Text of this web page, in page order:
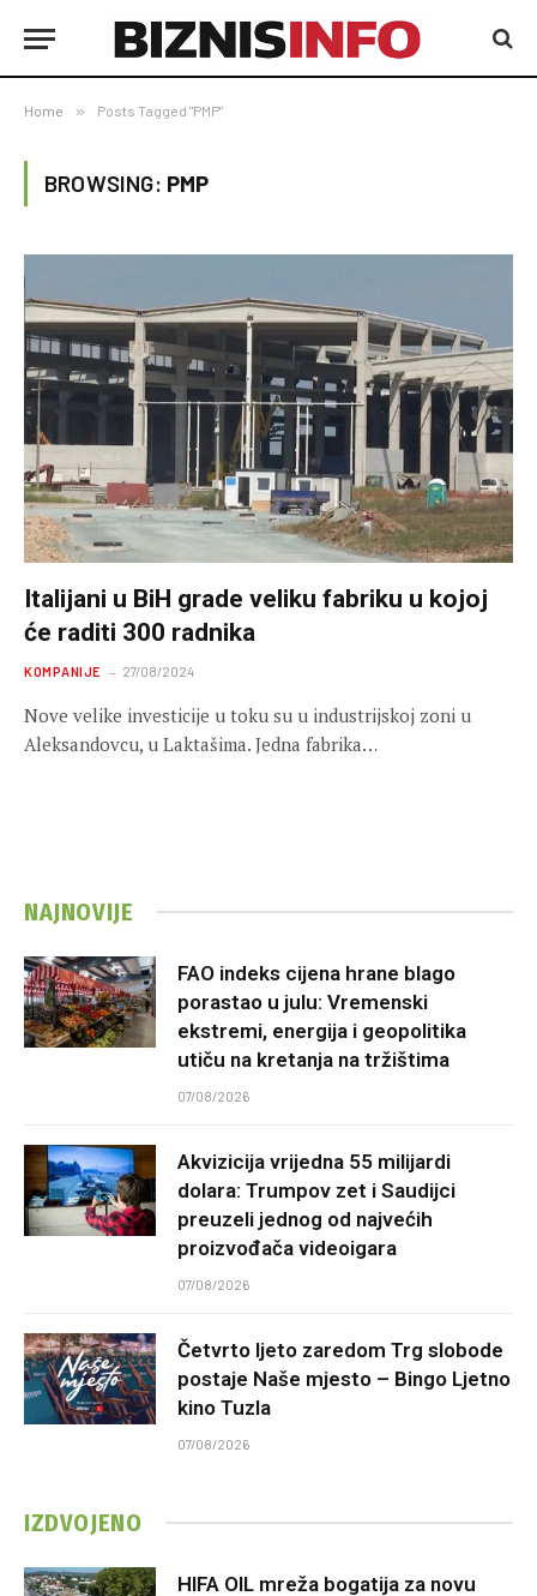
Home » Posts Tagged "PMP"
BROWSING: PMP
Italijani u BiH grade veliku fabriku u kojoj
će raditi 300 radnika
KOMPANIJE 27/08/2024
Nove velike investicije u toku su u industrijskoj zoni u
Aleksandovcu, u Laktašima. Јedna fabrika…
NAJNOVIJE
FAO indeks cijena hrane blago
porastao u julu: Vremenski
ekstremi, energija i geopolitika
utiču na kretanja na tržištima
07/08/2026
Akvizicija vrijedna 55 milijardi
dolara: Trumpov zet i Saudijci
preuzeli jednog od najvećih
proizvođača videoigara
07/08/2026
Četvrto ljeto zaredom Trg slobode
postaje Naše mjesto – Bingo Ljetno
kino Tuzla
07/08/2026
IZDVOJENO
HIFA OIL mreža bogatija za novu